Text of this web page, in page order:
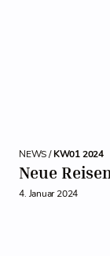
NEWS /KW01 2024
Neue
4. Januar 2024